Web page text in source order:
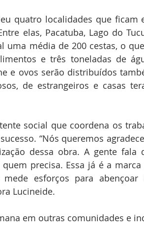
quatro localidades que ficam
elas, Pacatuba, Lago do
uma média de 200 cestas, o
e três toneladas de
e ovos serão distribuídos
de estrangeiros e casas
social que coordena os
“Nós queremos
dessa obra. A gente fala
precisa. Essa já é a marca
esforços para abençoar
Lucineide.
em outras comunidades e